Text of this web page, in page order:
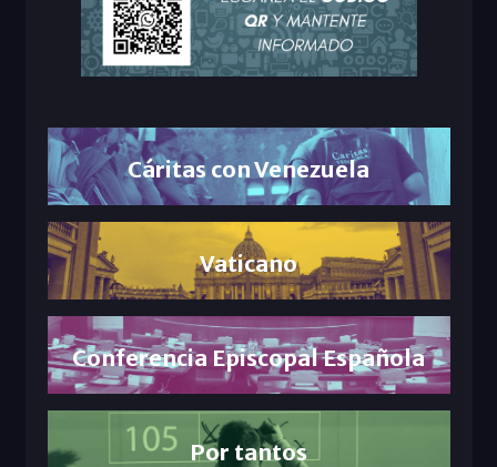
Cáritas con Venezuela
Vaticano
Conferencia Episcopal Española
Por tantos